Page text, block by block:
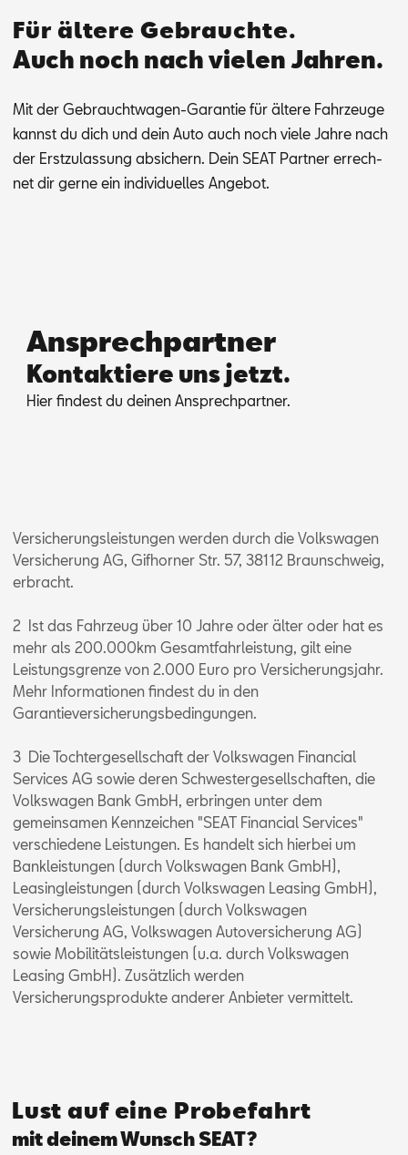
Für ältere Gebrauchte.
Auch noch nach vielen Jahren.
Mit der Ge­braucht­wa­gen-Ga­ran­tie für äl­te­re Fahr­zeu­ge
kannst du dich und dein Auto auch noch vie­le Jah­re nach
der Erst­zu­las­sung ab­si­chern. Dein SEAT Part­ner er­rech­
net dir ger­ne ein in­di­vi­du­el­les An­ge­bot.
Ansprechpartner
Kontaktiere uns jetzt.
Hier fin­dest du dei­nen An­sprech­part­ner.
Versicherungsleistungen werden durch die Volkswagen
Versicherung AG, Gifhorner Str. 57, 38112 Braunschweig,
erbracht.
2 Ist das Fahrzeug über 10 Jahre oder älter oder hat es
mehr als 200.000km Gesamtfahrleistung, gilt eine
Leistungsgrenze von 2.000 Euro pro Versicherungsjahr.
Mehr Informationen findest du in den
Garantieversicherungsbedingungen.
3 Die Tochtergesellschaft der Volkswagen Financial
Services AG sowie deren Schwestergesellschaften, die
Volkswagen Bank GmbH, erbringen unter dem
gemeinsamen Kennzeichen "SEAT Financial Services"
verschiedene Leistungen. Es handelt sich hierbei um
Bankleistungen (durch Volkswagen Bank GmbH),
Leasingleistungen (durch Volkswagen Leasing GmbH),
Versicherungsleistungen (durch Volkswagen
Versicherung AG, Volkswagen Autoversicherung AG)
sowie Mobilitätsleistungen (u.a. durch Volkswagen
Leasing GmbH). Zusätzlich werden
Versicherungsprodukte anderer Anbieter vermittelt.
Lust auf eine Probefahrt
mit deinem Wunsch SEAT?